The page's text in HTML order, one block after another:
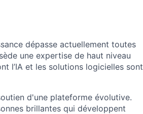
dépasse actuellement toutes
une expertise de haut niveau
l’IA et les solutions logicielles sont
d'une plateforme évolutive.
brillantes qui développent